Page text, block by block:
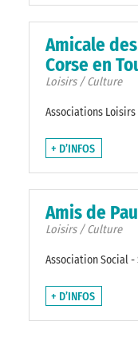
Amicale
Corse en
Loisirs / Culture
Associations
+ D’INFOS
Amis de
Loisirs / Culture
Association Social
+ D’INFOS